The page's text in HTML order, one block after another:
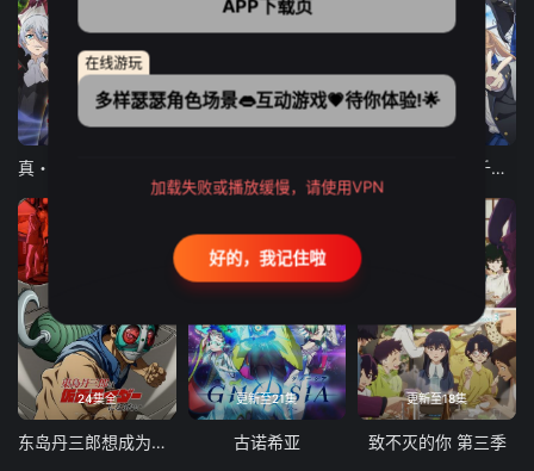
12集全 12集全 13集全
弹珠汽水瓶里的千岁同学
24集全
东岛丹三郎想成为假面骑士
更新至21集
古诺希亚
更新至18集
致不灭的你 第三季
APP下载页
在线游玩
多样瑟瑟角色场景👄互动游戏💗待你体验!🌟
加载失败或播放缓慢，请使用VPN
好的，我记住啦